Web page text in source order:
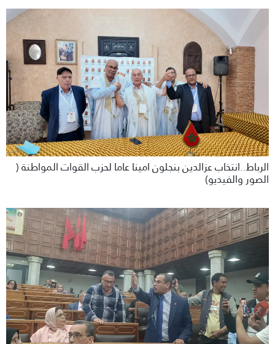
الرباط..انتخاب عزالدين بنجلون امينا عاما لحزب القوات المواطنة (
الصور والفيديو)